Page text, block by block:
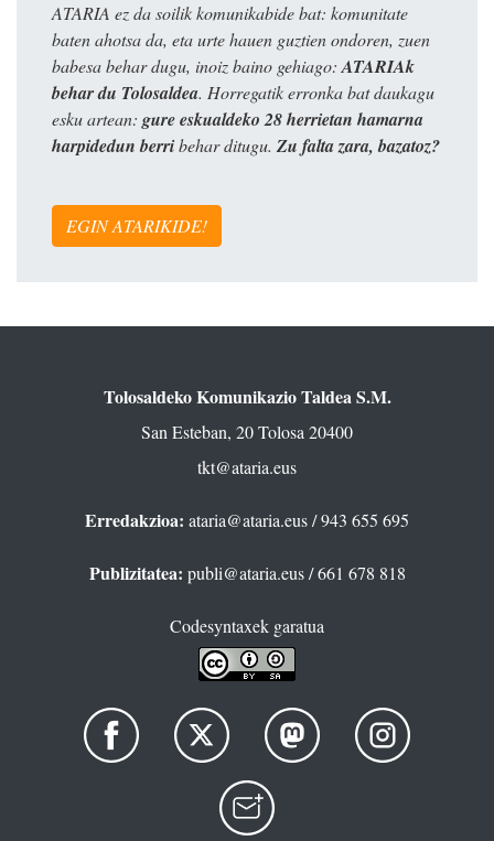
ATARIA ez da soilik komunikabide bat: komunitate
baten ahotsa da, eta urte hauen guztien ondoren, zuen
babesa behar dugu, inoiz baino gehiago: ATARIAk
behar du Tolosaldea. Horregatik erronka bat daukagu
esku artean: gure eskualdeko 28 herrietan hamarna
harpidedun berribehar ditugu. Zu falta zara, bazatoz?
EGIN ATARIKIDE!
Tolosaldeko Komunikazio Taldea S.M.
San Esteban, 20 Tolosa 20400
tkt@ataria.eus
Erredakzioa: ataria@ataria.eus/ 943 655 695
Publizitatea: publi@ataria.eus/ 661 678 818
Codesyntaxek garatua